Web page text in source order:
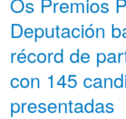
Deputación
récord de
con 145
presentadas